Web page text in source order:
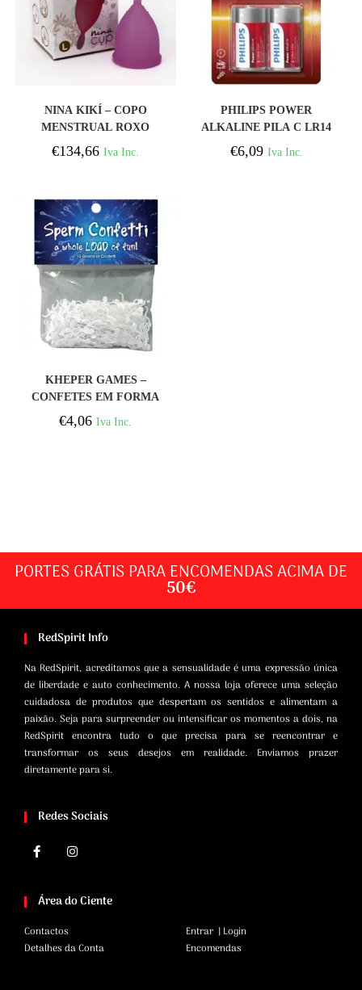
COMPRAR
NINA KIKÍ – COPO
MENSTRUAL ROXO
TAMANHO L 6 + 1 GRTIS
€134,66 Iva Inc.
PHILIPS POWER
ALKALINE PILA C LR14
BLISTER * 2
€6,09 Iva Inc.
KHEPER GAMES –
CONFETES EM FORMA
DE ESPERMA
€4,06 Iva Inc.
PORTES GRÁTIS PARA ENCOMENDAS ACIMA DE
50€
RedSpirit Info
Na RedSpirit, acreditamos que a sensualidade é uma expressão única
de liberdade e auto conhecimento. A nossa loja oferece uma seleção
cuidadosa de produtos que despertam os sentidos e alimentam a
paixão. Seja para surpreender ou intensificar os momentos a dois, na
RedSpirit encontra tudo o que precisa para se reencontrar e
transformar os seus desejos em realidade. Enviamos prazer
diretamente para si.
Redes Sociais
Área do Ciente
Contactos
Detalhes da Conta
Entrar | Login
Encomendas